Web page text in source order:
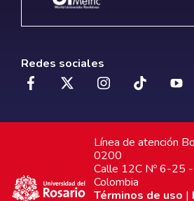
Redes sociales
Línea de atención
0200
Calle 12C Nº 6-25
Colombia
Términos de uso |